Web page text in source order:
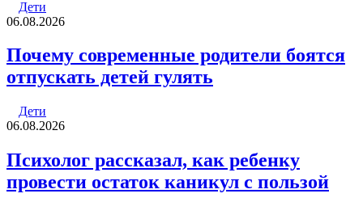
Дети
06.08.2026
Почему современные родители боятся
отпускать детей гулять
Дети
06.08.2026
Психолог рассказал, как ребенку
провести остаток каникул с пользой